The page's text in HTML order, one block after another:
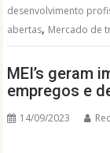
desenvolvimento
abertas, Mercado de
MEI’s geram
empregos e
14/09/2023